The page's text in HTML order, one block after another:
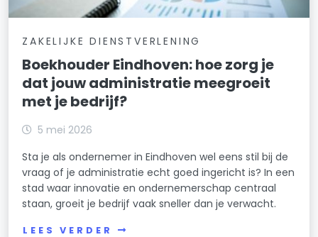
ZAKELIJKE DIENSTVERLENING
Boekhouder Eindhoven: hoe zorg je
dat jouw administratie meegroeit
met je bedrijf?
5 mei 2026
Sta je als ondernemer in Eindhoven wel eens stil bij de
vraag of je administratie echt goed ingericht is? In een
stad waar innovatie en ondernemerschap centraal
staan, groeit je bedrijf vaak sneller dan je verwacht.
LEES VERDER